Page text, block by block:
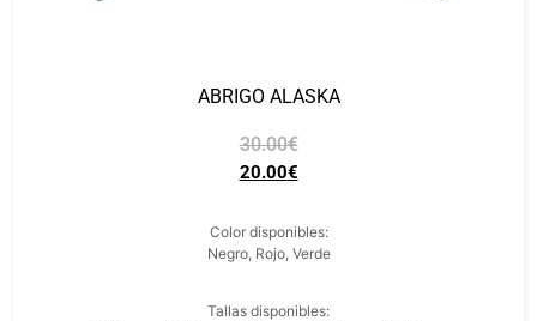
ABRIGO ALASKA
30.00€
20.00€
Color disponibles:
Negro, Rojo, Verde
Tallas disponibles: